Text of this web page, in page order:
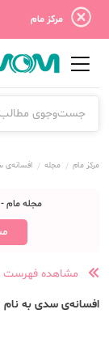
مرکز مام
مرکز مام مجله افسانه‌ی
مجله مام -
مشاهده فهرست
افسانه‌ی سدی به